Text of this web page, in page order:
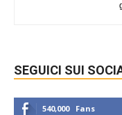
SEGUICI SUI
540,000 Fans